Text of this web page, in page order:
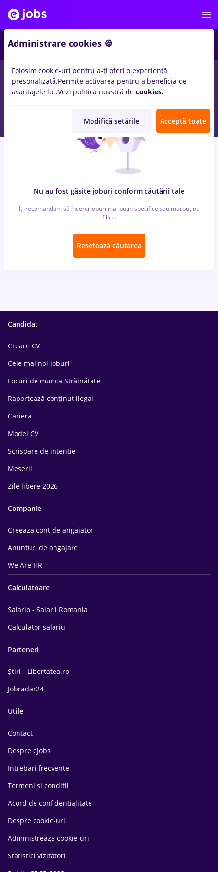
locuri de muncacu salarii faiantar, Full timeinBucuresti
pentruEntry-Level (< 2 ani)inBanci
Nu au fost găsite joburi conform căutării tale
Îți recomandăm să încerci joburi mai puțin specifice sau mai puține
filtre.
Resetează căutarea
Candidat
Creare CV
Cele mai noi joburi
Locuri de munca Străinătate
Raportează conținut ilegal
Cariera
Model CV
Scrisoare de intentie
Meserii
Zile libere 2026
Companie
Creeaza cont de angajator
Anunturi de angajare
We Are HR
Calculatoare
Salario - Salarii Romania
Calculator salariu
Parteneri
Știri - Libertatea.ro
Jobradar24
Utile
Contact
Despre eJobs
Intrebari frecvente
Termeni si conditii
Acord de confidentialitate
Despre cookie-uri
Administreaza cookie-uri
Statistici vizitatori
Administrare cookies 🍪
Folosim cookie-uri pentru a-ți oferi o experiență
presonalizată.Permite activarea pentru a beneficia de
avantajele lor.Vezi politica noastră de cookies.
Modifică setările Acceptă toate